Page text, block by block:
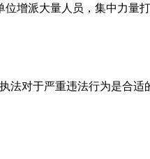
增派大量人员，集中力量
法对于严重违法行为是合适